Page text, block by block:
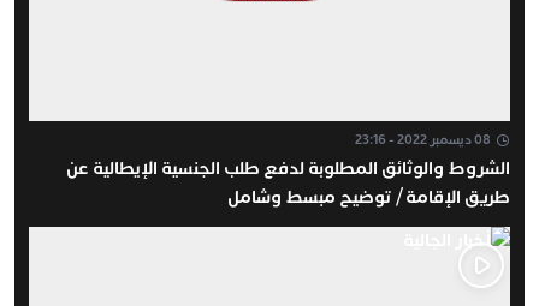
08 ديسمبر 2022 - 23:16
الشروط والوثائق المطلوبة لدفع طلب الجنسية الإيطالية عن
طريق الإقامة / توضيح مبسط وشامل